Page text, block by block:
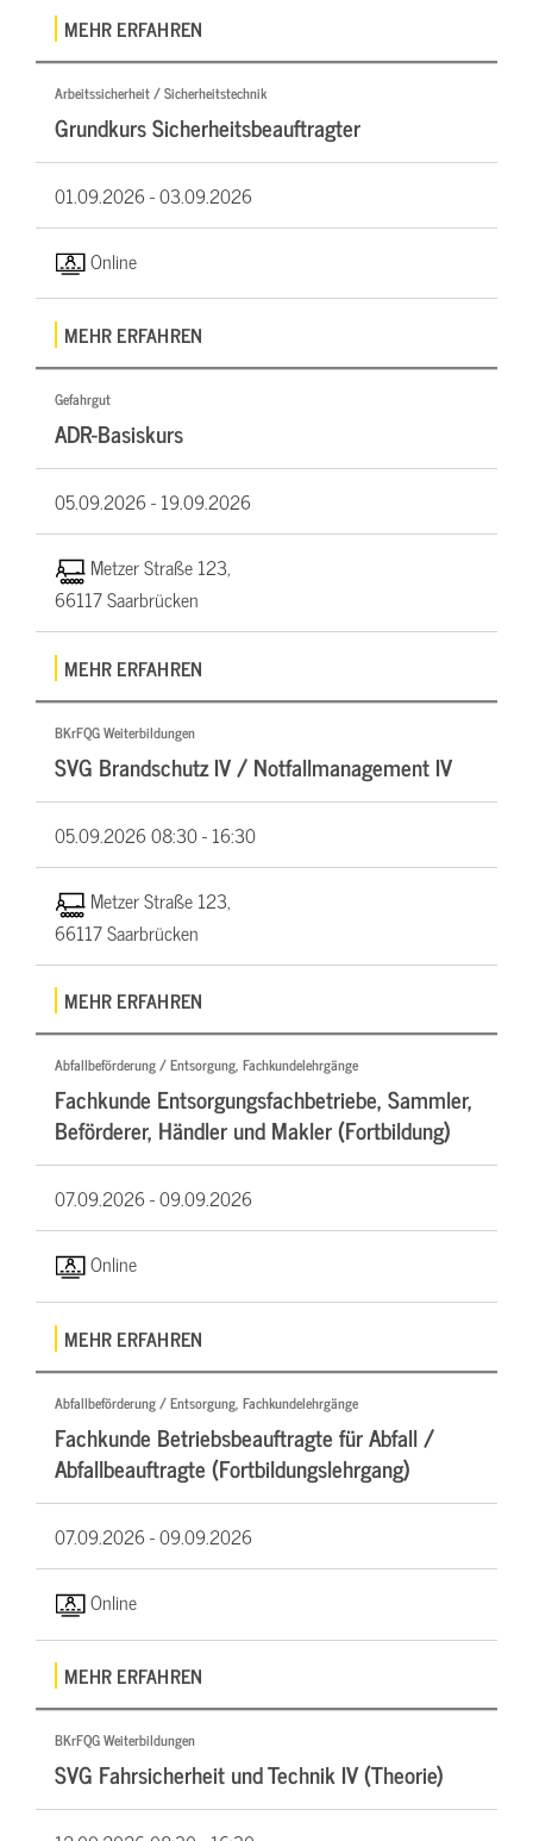
MEHR ERFAHREN
Arbeitssicherheit / Sicherheitstechnik
Grundkurs Sicherheitsbeauftragter
01.09.2026 -03.09.2026
Online
MEHR ERFAHREN
Gefahrgut
ADR-Basiskurs
05.09.2026 -19.09.2026
Metzer Straße 123,
66117 Saarbrücken
MEHR ERFAHREN
BKrFQG Weiterbildungen
SVG Brandschutz IV / Notfallmanagement IV
05.09.202608:30 - 16:30
Metzer Straße 123,
66117 Saarbrücken
MEHR ERFAHREN
Abfallbeförderung / Entsorgung, Fachkundelehrgänge
Fachkunde Entsorgungsfachbetriebe, Sammler,
Beförderer, Händler und Makler (Fortbildung)
07.09.2026 -09.09.2026
Online
MEHR ERFAHREN
Abfallbeförderung / Entsorgung, Fachkundelehrgänge
Fachkunde Betriebsbeauftragte für Abfall /
Abfallbeauftragte (Fortbildungslehrgang)
07.09.2026 -09.09.2026
Online
MEHR ERFAHREN
BKrFQG Weiterbildungen
SVG Fahrsicherheit und Technik IV (Theorie)